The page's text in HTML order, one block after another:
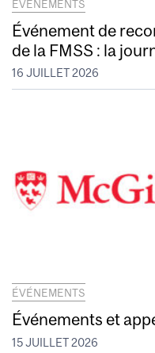
ÉVÉNEMENTS
Événement de
de la FMSS : la
16 JUILLET 2026
ÉVÉNEMENTS
Événements et
15 JUILLET 2026